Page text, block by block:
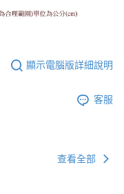
顯示電腦版詳細說明
客服
查看全部